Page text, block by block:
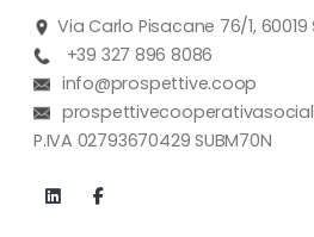
Via Carlo Pisacane 76/1, 60019
+39 327 896 8086
info@prospettive.coop
P.IVA 02793670429 SUBM70N